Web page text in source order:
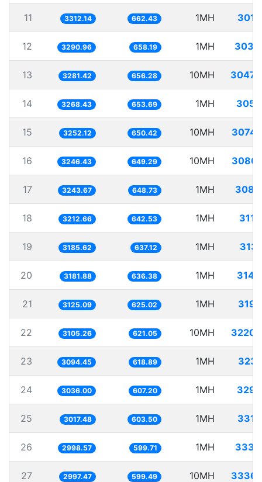
11 3312.14 662.43 1MH
12 3290.96 658.19 1MH
13 3281.42 656.28 10MH
14 3268.43 653.69 1MH
15 3252.12 650.42 10MH
16 3246.43 649.29 10MH
17 3243.67 648.73 1MH
18 3212.66 642.53 1MH
19 3185.62 637.12 1MH
20 3181.88 636.38 1MH
21 3125.09 625.02 1MH
22 3105.26 621.05 10MH
23 3094.45 618.89 1MH
24 3036.00 607.20 1MH
25 3017.48 603.50 1MH
26 2998.57 599.71 1MH
27 2997.47 599.49 10MH